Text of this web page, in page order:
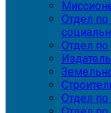
Отдел по
Отдел
Отдел